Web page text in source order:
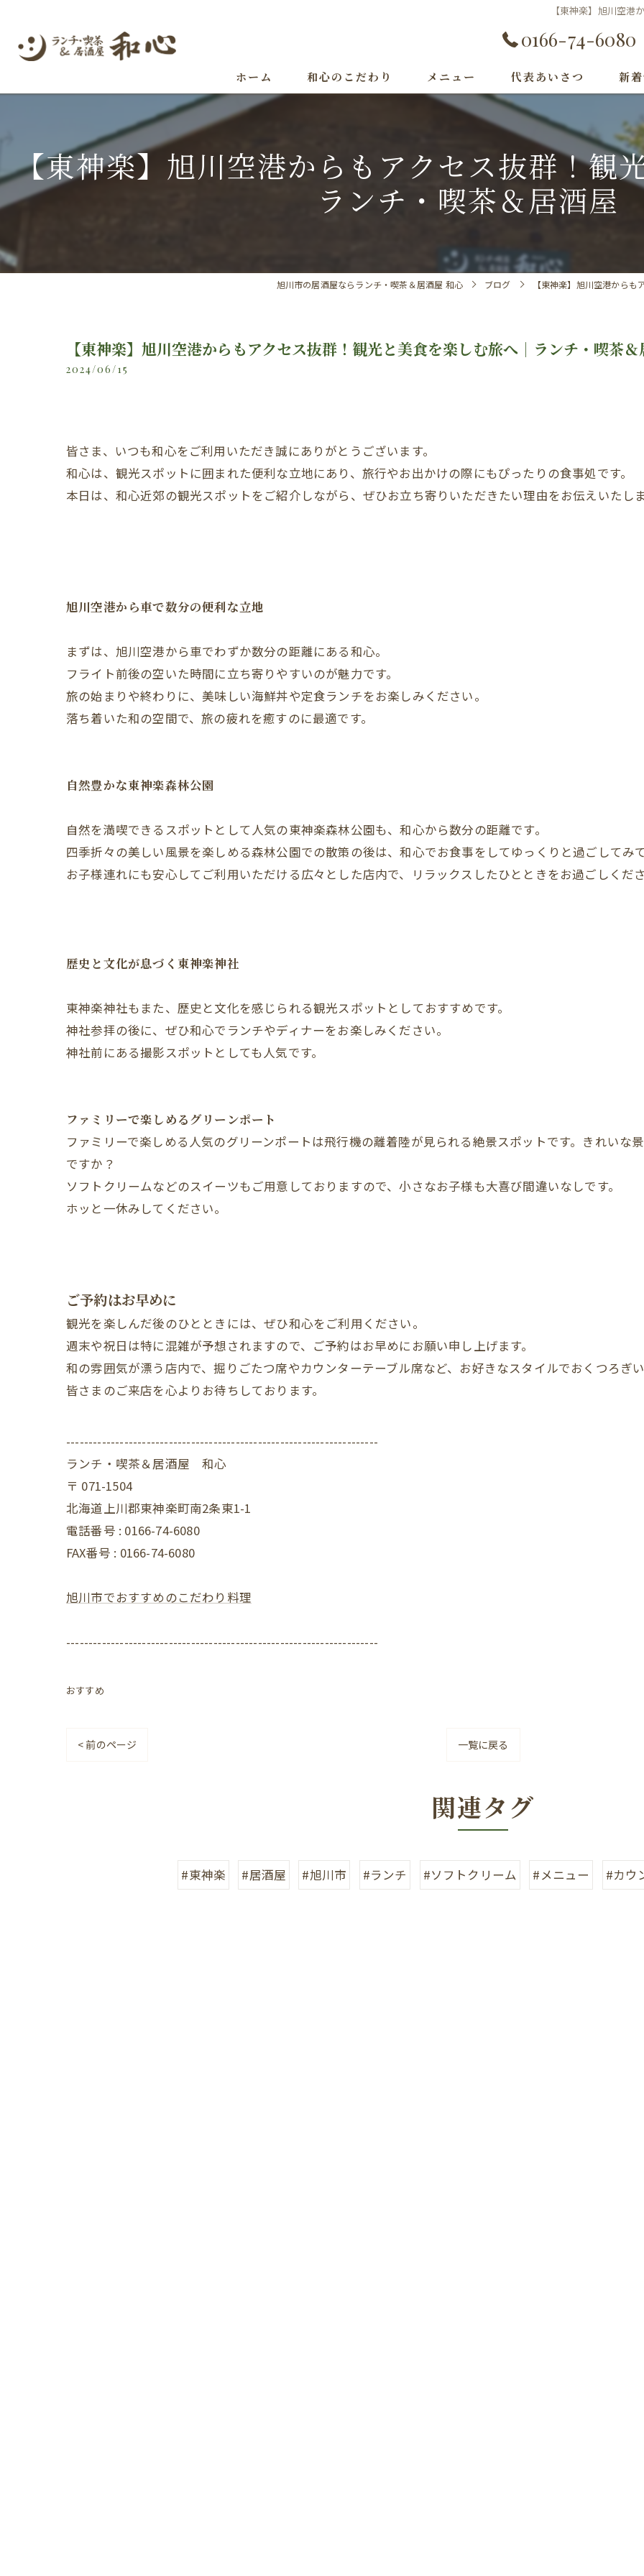
【東神楽】旭川空
0166-74-6080
ホーム 和心のこだわり メニュー 代表あいさつ 新
【東神楽】旭川空港からもアクセス抜群！観
ランチ・喫茶＆居酒
旭川市の居酒屋ならランチ・喫茶＆居酒屋 和心 ブログ 【東神楽】旭川空港から
【東神楽】旭川空港からもアクセス抜群！観光と美食を楽しむ旅へ｜ランチ・喫茶
2024/06/15
皆さま、いつも和心をご利用いただき誠にありがとうございます。
和心は、観光スポットに囲まれた便利な立地にあり、旅行やお出かけの際にもぴったりの食事処です。
本日は、和心近郊の観光スポットをご紹介しながら、ぜひお立ち寄りいただきたい理由をお伝えいたしま
旭川空港から車で数分の便利な立地
まずは、旭川空港から車でわずか数分の距離にある和心。
フライト前後の空いた時間に立ち寄りやすいのが魅力です。
旅の始まりや終わりに、美味しい海鮮丼や定食ランチをお楽しみください。
落ち着いた和の空間で、旅の疲れを癒すのに最適です。
自然豊かな東神楽森林公園
自然を満喫できるスポットとして人気の東神楽森林公園も、和心から数分の距離です。
四季折々の美しい風景を楽しめる森林公園での散策の後は、和心でお食事をしてゆっくりと過ごしてみ
お子様連れにも安心してご利用いただける広々とした店内で、リラックスしたひとときをお過ごしくださ
歴史と文化が息づく東神楽神社
東神楽神社もまた、歴史と文化を感じられる観光スポットとしておすすめです。
神社参拝の後に、ぜひ和心でランチやディナーをお楽しみください。
神社前にある撮影スポットとしても人気です。
ファミリーで楽しめるグリーンポート
ファミリーで楽しめる人気のグリーンポートは飛行機の離着陸が見られる絶景スポットです。きれいな
ですか？
ソフトクリームなどのスイーツもご用意しておりますので、小さなお子様も大喜び間違いなしです。
ホッと一休みしてください。
ご予約はお早めに
観光を楽しんだ後のひとときには、ぜひ和心をご利用ください。
週末や祝日は特に混雑が予想されますので、ご予約はお早めにお願い申し上げます。
和の雰囲気が漂う店内で、掘りごたつ席やカウンターテーブル席など、お好きなスタイルでおくつろぎい
皆さまのご来店を心よりお待ちしております。
----------------------------------------------------------------------
ランチ・喫茶＆居酒屋 和心
〒 071-1504
北海道上川郡東神楽町南2条東1-1
電話番号 : 0166-74-6080
FAX番号 : 0166-74-6080
旭川市でおすすめのこだわり料理
----------------------------------------------------------------------
おすすめ
< 前のページ 一覧に戻る
関連タグ
#東神楽 #居酒屋 #旭川市 #ランチ #ソフトクリーム #メニュー #カウ